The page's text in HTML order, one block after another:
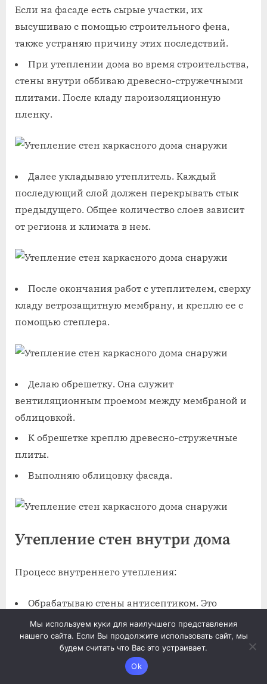
Если на фасаде есть сырые участки, их
высушиваю с помощью строительного фена,
также устраняю причину этих последствий.
При утеплении дома во время строительства,
стены внутри оббиваю древесно-стружечными
плитами. После кладу пароизоляционную
пленку.
Далее укладываю утеплитель. Каждый
последующий слой должен перекрывать стык
предыдущего. Общее количество слоев зависит
от региона и климата в нем.
После окончания работ с утеплителем, сверху
кладу ветрозащитную мембрану, и креплю ее с
помощью степлера.
Делаю обрешетку. Она служит
вентиляционным проемом между мембраной и
облицовкой.
К обрешетке креплю древесно-стружечные
плиты.
Выполняю облицовку фасада.
Утепление стен внутри дома
Процесс внутреннего утепления:
Обрабатываю стены антисептиком. Это
предотвратит размножение грибка и плесени.
Очищаю от грязи и пыли, а также удаляю
шурупы, саморезы, гвозди и прочее.
Затем кладу слой утеплителя.
Мы используем куки для наилучшего представления
нашего сайта. Если Вы продолжите использовать сайт, мы
будем считать что Вас это устраивает.
Ok